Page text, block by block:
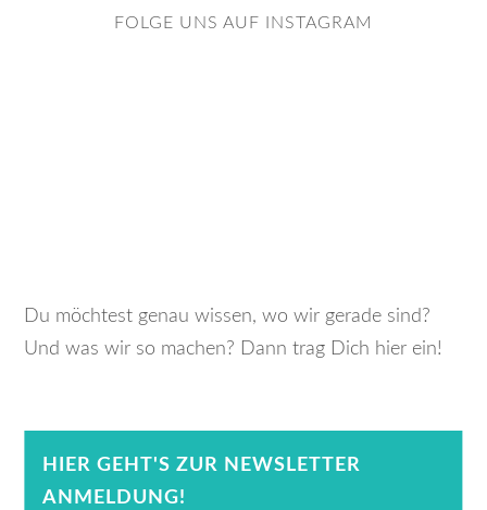
FOLGE UNS AUF INSTAGRAM
Du möchtest genau wissen, wo wir gerade sind?
Und was wir so machen? Dann trag Dich hier ein!
HIER GEHT'S ZUR NEWSLETTER
ANMELDUNG!